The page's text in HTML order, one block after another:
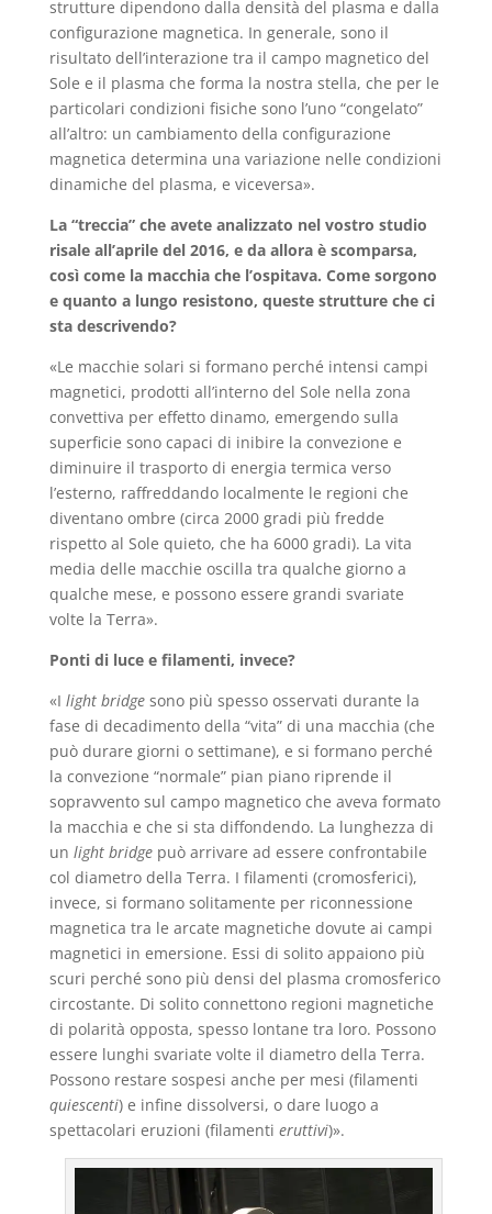
strutture dipendono dalla densità del plasma e dalla
configurazione magnetica. In generale, sono il
risultato dell’interazione tra il campo magnetico del
Sole e il plasma che forma la nostra stella, che per le
particolari condizioni fisiche sono l’uno “congelato”
all’altro: un cambiamento della configurazione
magnetica determina una variazione nelle condizioni
dinamiche del plasma, e viceversa».
La “treccia” che avete analizzato nel vostro studio
risale all’aprile del 2016, e da allora è scomparsa,
così come la macchia che l’ospitava. Come sorgono
e quanto a lungo resistono, queste strutture che ci
sta descrivendo?
«Le macchie solari si formano perché intensi campi
magnetici, prodotti all’interno del Sole nella zona
convettiva per effetto dinamo, emergendo sulla
superficie sono capaci di inibire la convezione e
diminuire il trasporto di energia termica verso
l’esterno, raffreddando localmente le regioni che
diventano ombre (circa 2000 gradi più fredde
rispetto al Sole quieto, che ha 6000 gradi). La vita
media delle macchie oscilla tra qualche giorno a
qualche mese, e possono essere grandi svariate
volte la Terra».
Ponti di luce e filamenti, invece?
«I light bridgesono più spesso osservati durante la
fase di decadimento della “vita” di una macchia (che
può durare giorni o settimane), e si formano perché
la convezione “normale” pian piano riprende il
sopravvento sul campo magnetico che aveva formato
la macchia e che si sta diffondendo. La lunghezza di
un light bridgepuò arrivare ad essere confrontabile
col diametro della Terra. I filamenti (cromosferici),
invece, si formano solitamente per riconnessione
magnetica tra le arcate magnetiche dovute ai campi
magnetici in emersione. Essi di solito appaiono più
scuri perché sono più densi del plasma cromosferico
circostante. Di solito connettono regioni magnetiche
di polarità opposta, spesso lontane tra loro. Possono
essere lunghi svariate volte il diametro della Terra.
Possono restare sospesi anche per mesi (filamenti
quiescenti) e infine dissolversi, o dare luogo a
spettacolari eruzioni (filamenti eruttivi)».